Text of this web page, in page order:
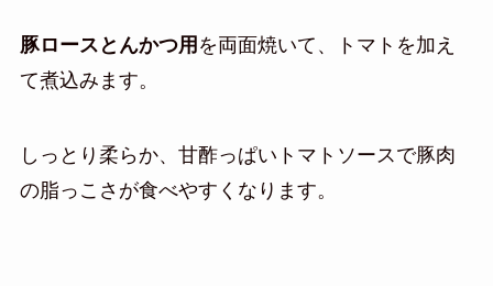
豚ロースとんかつ用 を両面焼いて、トマトを加え
て煮込みます。
しっとり柔らか、甘酢っぱいトマトソースで豚肉
の脂っこさが食べやすくなります。